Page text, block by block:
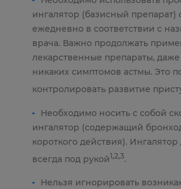
ингалятор (базисный препарат)
ежедневно в соответствии с
врача. Важно продолжать
лекарственные препараты,
никаких симптомов астмы. Это
контролировать развитие
Необходимо носить с собой
ингалятор (содержащий
короткого действия).
всегда под рукой1,2,3.
Нельзя игнорировать